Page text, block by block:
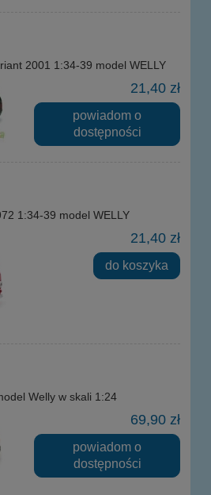
2001 1:34-39 model WELLY
21,40 zł
powiadom o
dostępności
1:34-39 model WELLY
21,40 zł
do koszyka
Welly w skali 1:24
69,90 zł
powiadom o
dostępności